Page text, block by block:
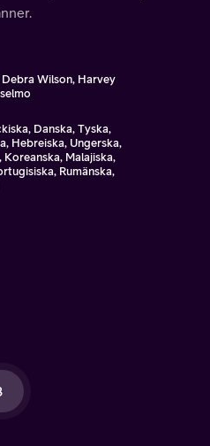
Debra Wilson, Harvey
Danska, Tyska,
Hebreiska, Ungerska,
Koreanska, Malajiska,
Rumänska,